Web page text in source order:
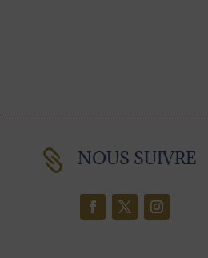
 NOUS SUIVRE